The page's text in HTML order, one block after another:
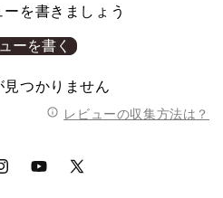
を書きましょう
ーを書く
つかりません
レビューの収集方法は？
YouTube
X